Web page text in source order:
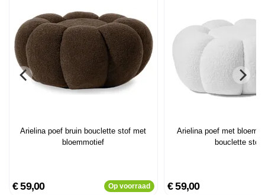
Arielina poef bruin bouclette stof met
bloemmotief
€ 59,00 Op voorraad
Arielina poef met
bouclette stof
€ 59,00